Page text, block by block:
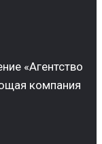
«Агентство
компания